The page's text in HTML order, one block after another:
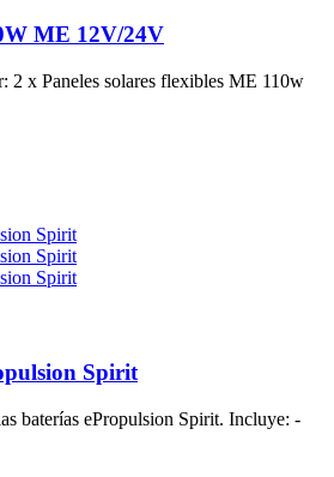
ME 12V/24V
2 x Paneles solares flexibles ME 110w
Spirit
baterías ePropulsion Spirit. Incluye: -